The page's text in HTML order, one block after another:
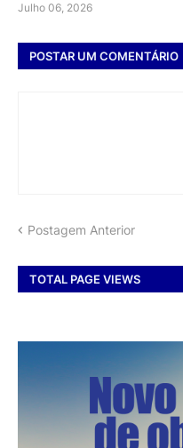
Julho 06, 2026
POSTAR UM COMENTÁRIO
Postagem Anterior
TOTAL PAGE VIEWS